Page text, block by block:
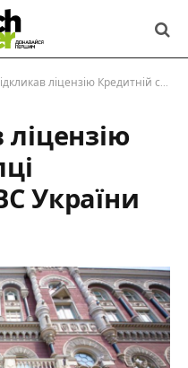
ліцензію Кредитній спілці профспілок МВС України
України